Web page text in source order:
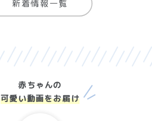
新着情報一覧
赤ちゃんの
可愛い動画をお届け